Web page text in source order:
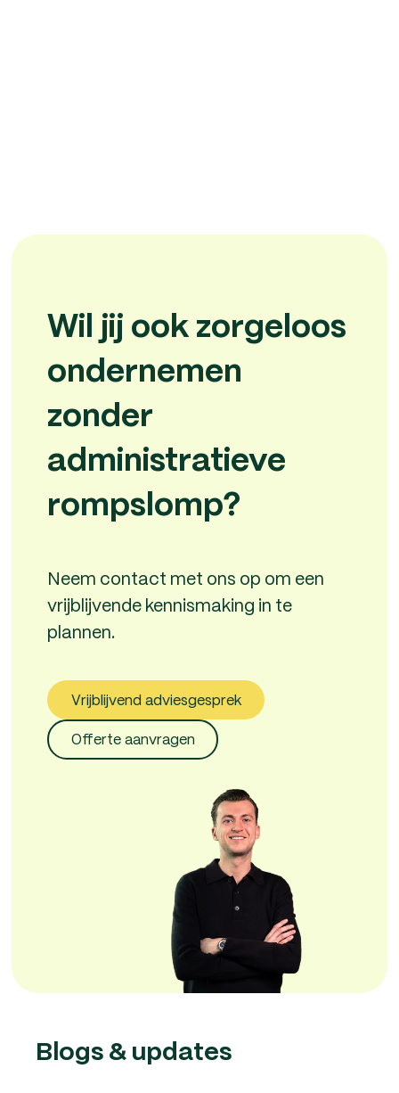
Wil jij ook zorgeloos
ondernemen
zonder
administratieve
rompslomp?
Neem contact met ons op om een
vrijblijvende kennismaking in te
plannen.
Vrijblijvend adviesgesprek
Offerte aanvragen
Blogs & updates